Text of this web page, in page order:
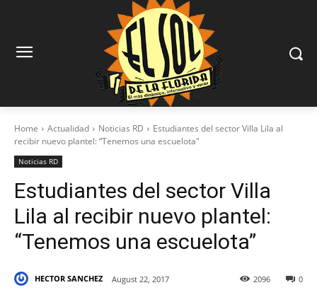
Home Actualidad Noticias RD
Estudiantes del sector Villa Lila al
recibir nuevo plantel: “Tenemos una escuelota"
Noticias RD
Estudiantes del sector Villa
Lila al recibir nuevo plantel:
“Tenemos una escuelota”
HECTOR SANCHEZ August 22, 2017 0
2096